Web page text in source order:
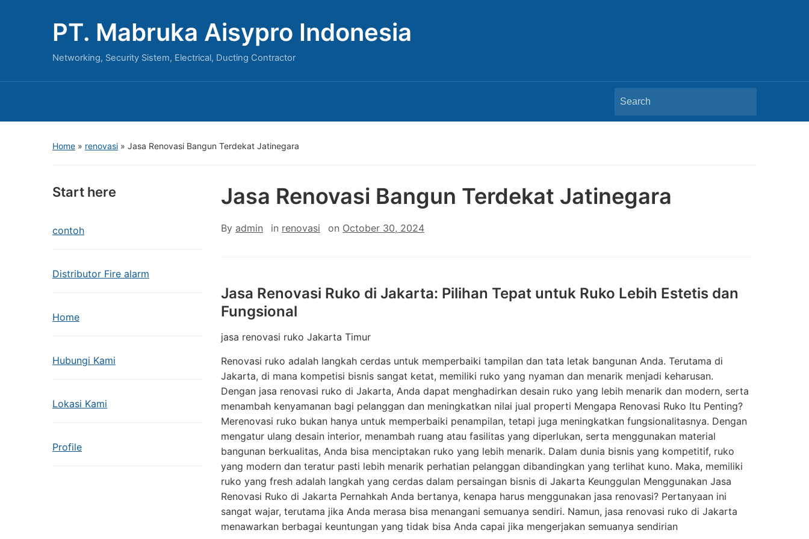
PT. Mabruka Aisypro Indonesia
Networking, Security Sistem, Electrical, Ducting Contractor
Search
for:
Home » renovasi » Jasa Renovasi Bangun Terdekat Jatinegara
Start here
contoh
Distributor Fire alarm
Home
Hubungi Kami
Lokasi Kami
Profile
Jasa Renovasi Bangun Terdekat Jatinegara
By admin in renovasi on October 30, 2024
Jasa Renovasi Ruko di Jakarta: Pilihan Tepat untuk Ruko Lebih Estetis dan
Fungsional
jasa renovasi ruko Jakarta Timur
Renovasi ruko adalah langkah cerdas untuk memperbaiki tampilan dan tata letak bangunan Anda. Terutama di
Jakarta, di mana kompetisi bisnis sangat ketat, memiliki ruko yang nyaman dan menarik menjadi keharusan.
Dengan jasa renovasi ruko di Jakarta, Anda dapat menghadirkan desain ruko yang lebih menarik dan modern, serta
menambah kenyamanan bagi pelanggan dan meningkatkan nilai jual properti Mengapa Renovasi Ruko Itu Penting?
Merenovasi ruko bukan hanya untuk memperbaiki penampilan, tetapi juga meningkatkan fungsionalitasnya. Dengan
mengatur ulang desain interior, menambah ruang atau fasilitas yang diperlukan, serta menggunakan material
bangunan berkualitas, Anda bisa menciptakan ruko yang lebih menarik. Dalam dunia bisnis yang kompetitif, ruko
yang modern dan teratur pasti lebih menarik perhatian pelanggan dibandingkan yang terlihat kuno. Maka, memiliki
ruko yang fresh adalah langkah yang cerdas dalam persaingan bisnis di Jakarta Keunggulan Menggunakan Jasa
Renovasi Ruko di Jakarta Pernahkah Anda bertanya, kenapa harus menggunakan jasa renovasi? Pertanyaan ini
sangat wajar, terutama jika Anda merasa bisa menangani semuanya sendiri. Namun, jasa renovasi ruko di Jakarta
menawarkan berbagai keuntungan yang tidak bisa Anda capai jika mengerjakan semuanya sendirian